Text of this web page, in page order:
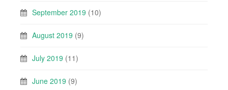
September 2019 (10)
August 2019 (9)
July 2019 (11)
June 2019 (9)